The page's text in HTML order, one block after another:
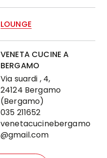
LOUNGE
VENETA CUCINE A
BERGAMO
Via suardi , 4,
24124 Bergamo
(Bergamo)
035 211652
venetacucinebergamo
@gmail.com